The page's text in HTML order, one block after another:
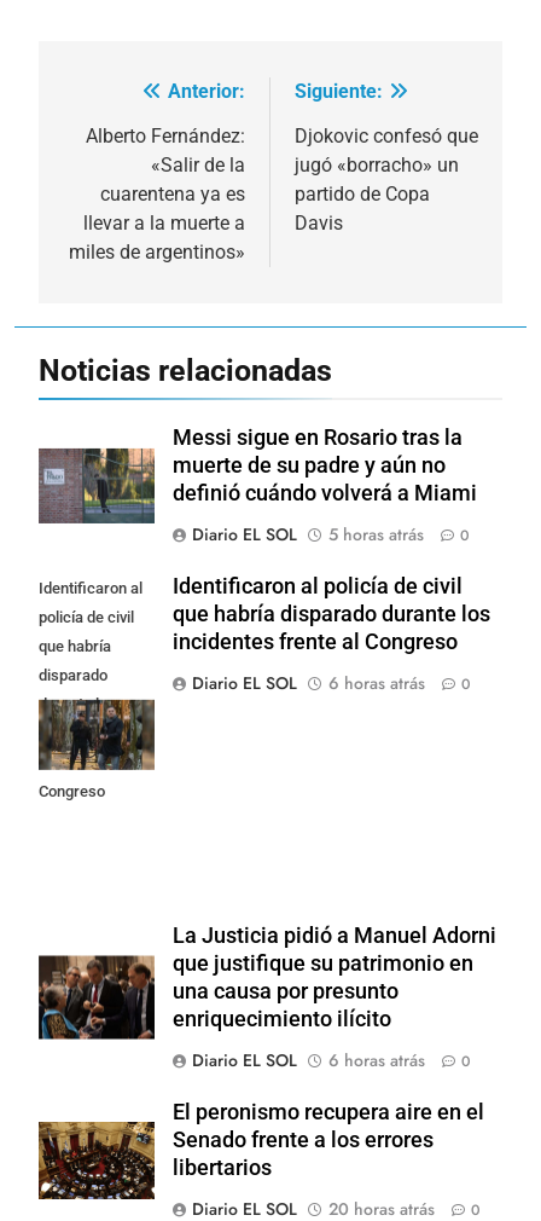
Navegación
de
entradas
Anterior:
Alberto Fernández:
«Salir de la
cuarentena ya es
llevar a la muerte a
miles de argentinos»
Siguiente:
Djokovic confesó que
jugó «borracho» un
partido de Copa
Davis
Noticias relacionadas
Messi sigue en Rosario tras la
muerte de su padre y aún no
definió cuándo volverá a Miami
Diario EL SOL
5 horas atrás 0
Identificaron al
policía de civil
que habría
disparado
durante los
incidentes
frente al
Congreso
Identificaron al policía de civil
que habría disparado durante los
incidentes frente al Congreso
Diario EL SOL
6 horas atrás 0
La Justicia pidió a Manuel Adorni
que justifique su patrimonio en
una causa por presunto
enriquecimiento ilícito
Diario EL SOL
6 horas atrás 0
El peronismo recupera aire en el
Senado frente a los errores
libertarios
Diario EL SOL
20 horas atrás 0